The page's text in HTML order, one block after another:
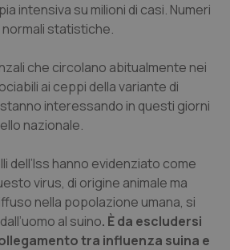
di Bolzano
intensiva su milioni di casi. Numeri
statistiche.
che circolano abitualmente nei
ai ceppi della variante di
stanno interessando in questi giorni
nazionale.
dell’Iss hanno evidenziato come
virus, di origine animale ma
nella popolazione umana, si
al suino. È da escludersi
tra influenza suina e